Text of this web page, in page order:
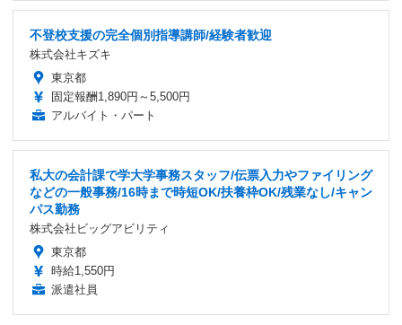
不登校支援の完全個別指導講師/経験者歓迎
株式会社キズキ
東京都
固定報酬1,890円～5,500円
アルバイト・パート
私大の会計課で学大学事務スタッフ/伝票入力やファイリング
などの一般事務/16時まで時短OK/扶養枠OK/残業なし/キャン
パス勤務
株式会社ビッグアビリティ
東京都
時給1,550円
派遣社員